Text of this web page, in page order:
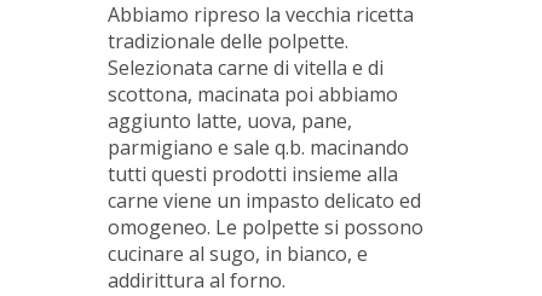
Abbiamo ripreso la vecchia ricetta
tradizionale delle polpette.
Selezionata carne di vitella e di
scottona, macinata poi abbiamo
aggiunto latte, uova, pane,
parmigiano e sale q.b. macinando
tutti questi prodotti insieme alla
carne viene un impasto delicato ed
omogeneo. Le polpette si possono
cucinare al sugo, in bianco, e
addirittura al forno.